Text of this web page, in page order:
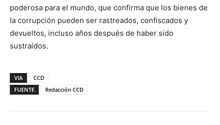
poderosa para el mundo, que confirma que los bienes de
la corrupción pueden ser rastreados, confiscados y
devueltos, incluso años después de haber sido
sustraídos.
VIA
CCD
FUENTE
Redacción CCD